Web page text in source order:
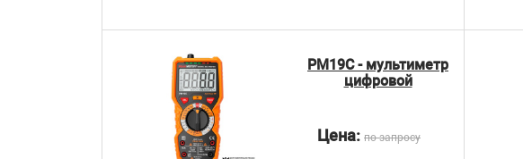
PM19C - мультиметр
цифровой
Цена: по запросу